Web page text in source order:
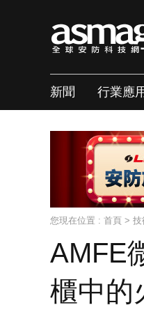
新聞 行業應
您現在位置 : 首頁 > 技
AMFE
櫃中的